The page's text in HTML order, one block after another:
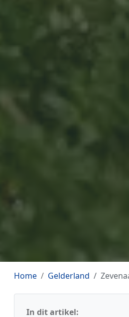
Home Gelderland
In dit artikel: